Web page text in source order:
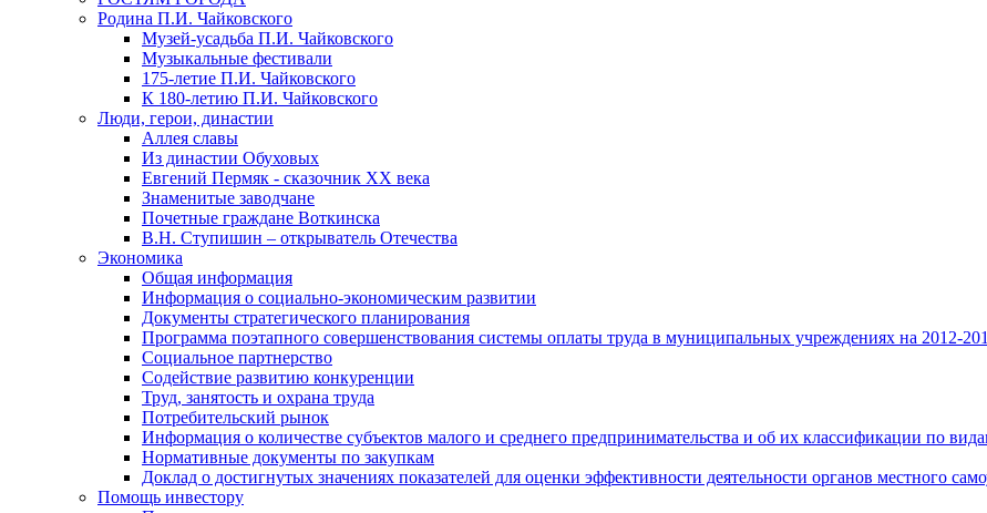
Родина П.И. Чайковского
Музей-усадьба П.И. Чайковского
Музыкальные фестивали
175-летие П.И. Чайковского
К 180-летию П.И. Чайковского
Люди, герои, династии
Аллея славы
Из династии Обуховых
Евгений Пермяк - сказочник XX века
Знаменитые заводчане
Почетные граждане Воткинска
В.Н. Ступишин – открыватель Отечества
Экономика
Общая информация
Информация о социально-экономическим развитии
Документы стратегического планирования
Программа поэтапного совершенствования системы оплаты труда в муниципальных учреждениях на 2012-
Социальное партнерство
Содействие развитию конкуренции
Труд, занятость и охрана труда
Потребительский рынок
Информация о количестве субъектов малого и среднего предпринимательства и об их классификации по
Нормативные документы по закупкам
Доклад о достигнутых значениях показателей для оценки эффективности деятельности органов местного
Помощь инвестору